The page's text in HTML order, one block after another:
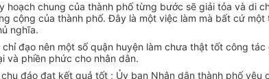
chung của thành phố từng bước sẽ giải tỏa và di
cộng của thành phố. Đây là một việc làm mà bất cứ
nghĩa.
đạo nên một số quận huyện làm chưa thật tốt công
và phiền phức cho nhân dân.
đáo đạt kết quả tốt ; Ủy ban Nhân dân thành phố yêu